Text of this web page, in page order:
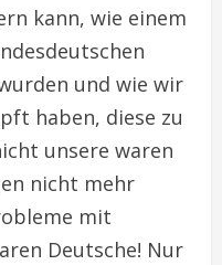
kann, wie einem
und wie wir
haben, diese zu
unsere waren
nicht mehr
mit
Deutsche! Nur